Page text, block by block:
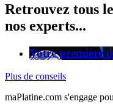
Retrouvez tous
nos experts...
Votre première
Plus de conseils
maPlatine.com s'engage